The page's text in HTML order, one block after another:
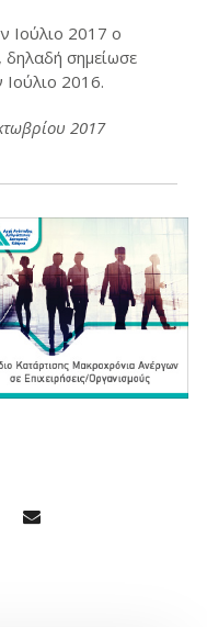
Ιούλιο 2017 ο
δηλαδή σημείωσε
2016.
2017